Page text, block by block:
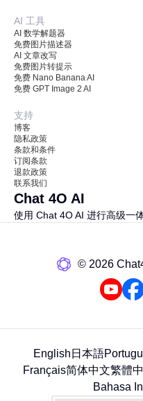
AI 工具
AI 数学解题器
免费图片描述器
AI 文章改写
免费图片转提示
免费 Nano Banana AI
免费 GPT Image 2 AI
支持
博客
隐私政策
条款和条件
订阅条款
退款政策
联系我们
Chat 4O AI
使用 Chat 4O AI 进行高级一
©️ 2026
English 日本語
Français简体中文繁體
Bahasa